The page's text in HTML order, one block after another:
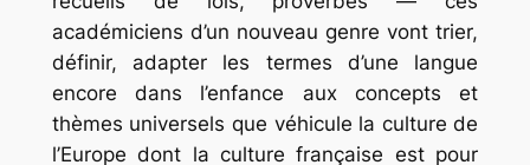
académiciens d’un nouveau genre vont trier,
définir, adapter les termes d’une langue
encore dans l’enfance aux concepts et
thèmes universels que véhicule la culture de
l’Europe dont la culture française est pour